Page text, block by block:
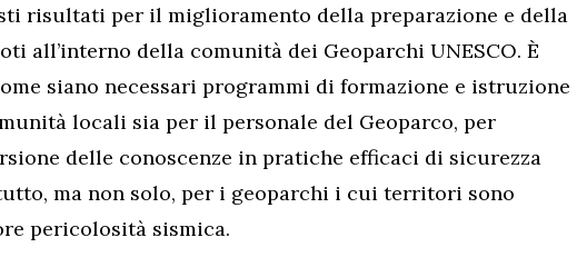
risultati per il miglioramento della preparazione e della
all’interno della comunità dei Geoparchi UNESCO. È
siano necessari programmi di formazione e istruzione
locali sia per il personale del Geoparco, per
delle conoscenze in pratiche efficaci di sicurezza
ma non solo, per i geoparchi i cui territori sono
pericolosità sismica.